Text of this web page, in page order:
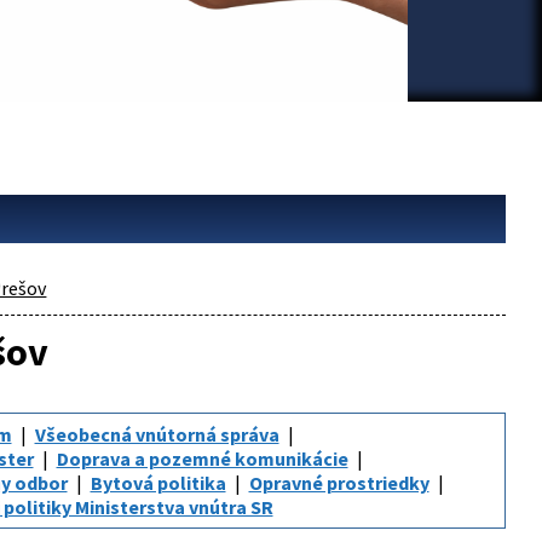
Všeobecná vnútorná správa
Doprava a pozemné komunikácie
odbor Bytová politika
Opravné prostriedky
Ministerstva vnútra SR